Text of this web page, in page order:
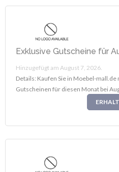
Exklusive Gutscheine für
Hinzugefügt am August 7, 2026.
Details: Kaufen Sie in Moebel-
Gutscheinen für diesen Monat bei